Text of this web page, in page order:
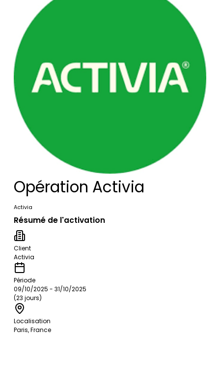
Opération Activia
Activia
Résumé de l'activation
Client
Activia
Période
09/10/2025 - 31/10/2025
(23 jours)
Localisation
Paris, France